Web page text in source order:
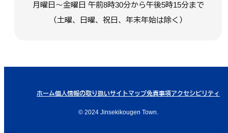
月曜日～金曜日 午前8時30分から午後5時15分まで
（土曜、日曜、祝日、年末年始は除く）
ホーム個人情報の取り扱いサイトマップ免責事項アクセシビリティ
© 2024 Jinsekikougen Town.